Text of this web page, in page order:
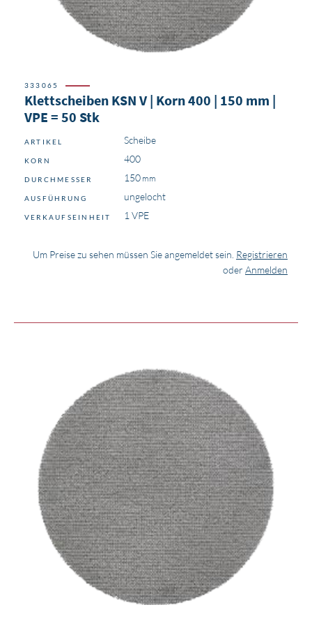
333065
Klettscheiben KSN V | Korn 400 | 150 mm |
VPE = 50 Stk
ARTIKEL Scheibe
KORN 400
DURCHMESSER 150
AUSFÜHRUNG ungelocht
VERKAUFSEINHEIT 1 VPE
Um Preise zu sehen müssen Sie angemeldet sein. Registrieren
oder Anmelden